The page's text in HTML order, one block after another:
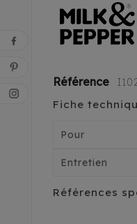
Référence
Fiche
Pour
Entretien
Références